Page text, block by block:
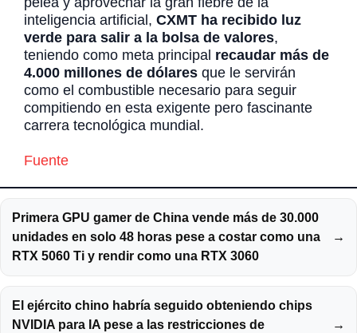
inteligencia artificial, CXMT ha recibido luz
verde para salir a la bolsa de valores,
teniendo como meta principal recaudar más de
4.000 millones de dólares que le servirán
como el combustible necesario para seguir
compitiendo en esta exigente pero fascinante
carrera tecnológica mundial.
Fuente
Primera GPU gamer de China vende más de 30.000
unidades en solo 48 horas pese a costar como una
RTX 5060 Ti y rendir como una RTX 3060
→
El ejército chino habría seguido obteniendo chips
NVIDIA para IA pese a las restricciones de
→